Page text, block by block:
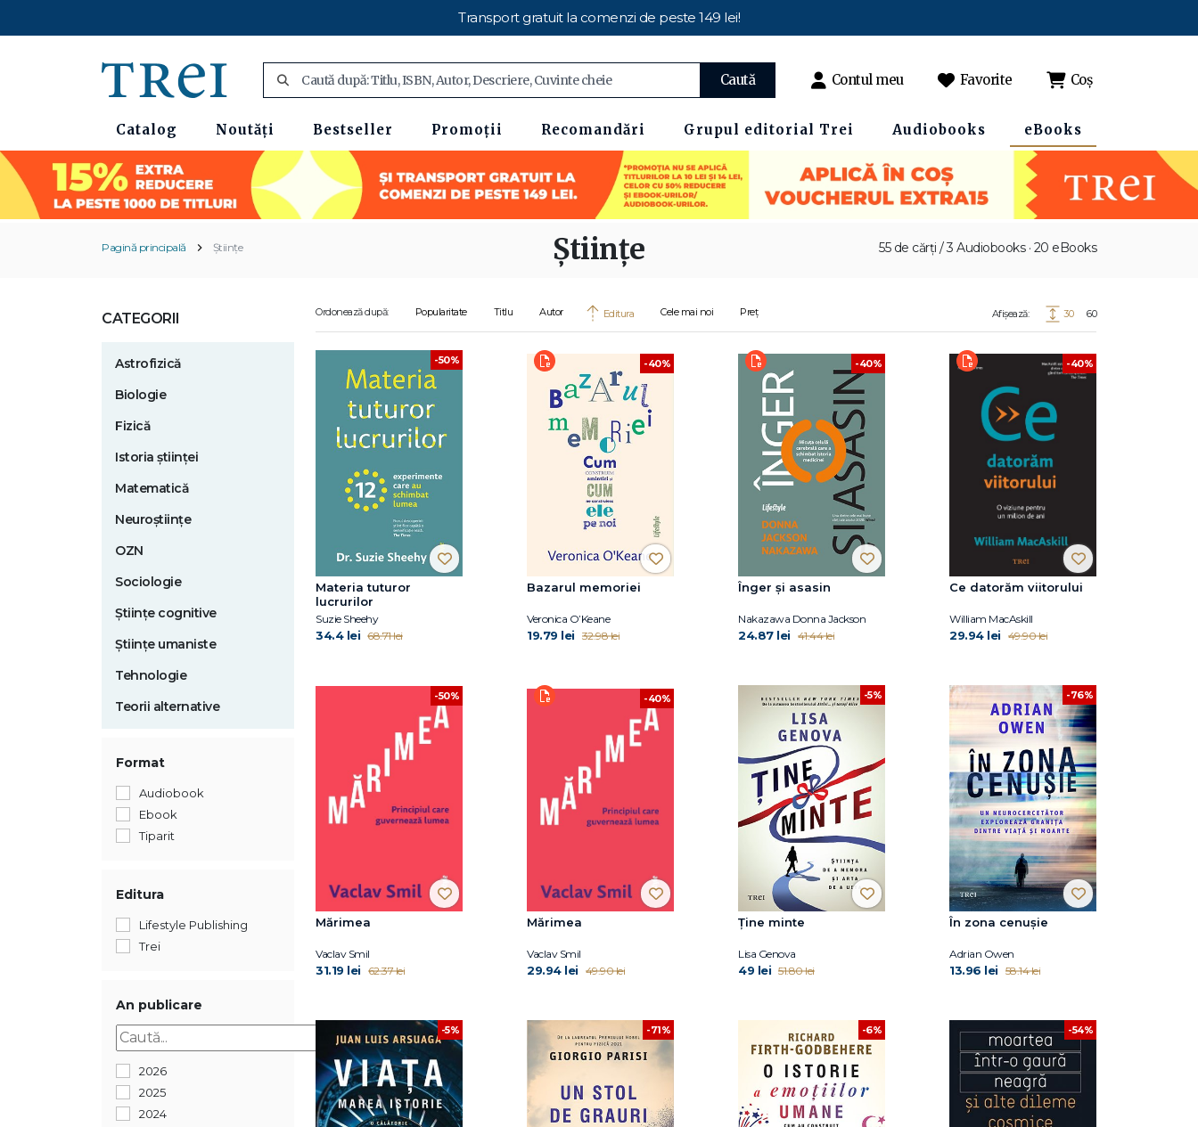
Transport gratuit la comenzi de peste 149 lei!
Caută Contul meu Favorite Coș
Catalog Noutăți Bestseller Promoții Recomandări Grupul editorial Trei Audiobooks eBooks
Pagină principală Științe 55 de cărți / 3 Audiobooks · 20 eBooks
Științe
CATEGORII
Astrofizică
Biologie
Fizică
Istoria științei
Matematică
Neuroștiințe
OZN
Sociologie
Științe cognitive
Științe umaniste
Tehnologie
Teorii alternative
Format
Audiobook
Ebook
Tiparit
Editura
Lifestyle Publishing
Trei
An publicare
2026
2025
2024
Ordonează după: Popularitate Titlu Autor Editura Cele mai noi Preț Afișează: 30 60
-50%
Materia tuturor
lucrurilor
Suzie Sheehy
34.4 lei 68.71 lei
-40%
Bazarul memoriei
Veronica O’Keane
19.79 lei 32.98 lei
-40%
Înger și asasin
Nakazawa Donna Jackson
24.87 lei 41.44 lei
-40%
Ce datorăm viitorului
William MacAskill
29.94 lei 49.90 lei
-50%
Mărimea
Vaclav Smil
31.19 lei 62.37 lei
-40%
Mărimea
Vaclav Smil
29.94 lei 49.90 lei
-5%
Ține minte
Lisa Genova
49 lei 51.80 lei
-76%
În zona cenușie
Adrian Owen
13.96 lei 58.14 lei
-5% -71% -6% -54%